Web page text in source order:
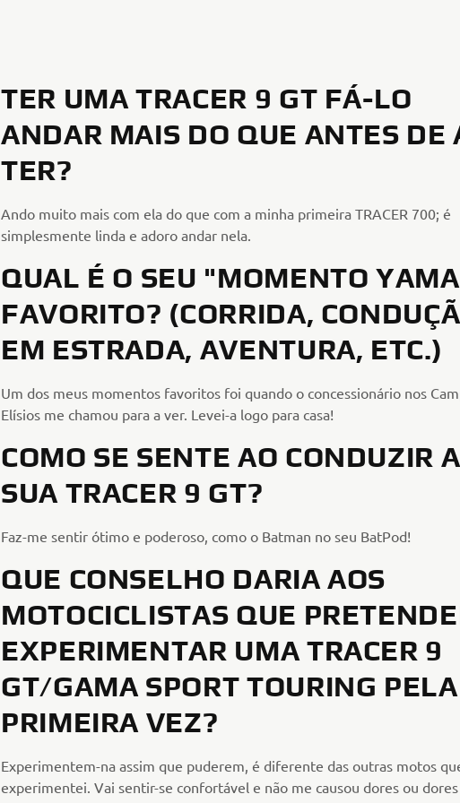
TER UMA TRACER 9 GT FÁ-LO
ANDAR MAIS DO QUE ANTES DE
TER?
Ando muito mais com ela do que com a minha primeira TRACER 700; é
simplesmente linda e adoro andar nela.
QUAL É O SEU "MOMENTO
FAVORITO? (CORRIDA,
EM ESTRADA, AVENTURA, ETC.)
Um dos meus momentos favoritos foi quando o concessionário nos
Elísios me chamou para a ver. Levei-a logo para casa!
COMO SE SENTE AO CONDUZIR A
SUA TRACER 9 GT?
Faz-me sentir ótimo e poderoso, como o Batman no seu BatPod!
QUE CONSELHO DARIA AOS
MOTOCICLISTAS QUE
EXPERIMENTAR UMA TRACER 9
GT/GAMA SPORT TOURING PELA
PRIMEIRA VEZ?
Experimentem-na assim que puderem, é diferente das outras motos
experimentei. Vai sentir-se confortável e não me causou dores ou dores